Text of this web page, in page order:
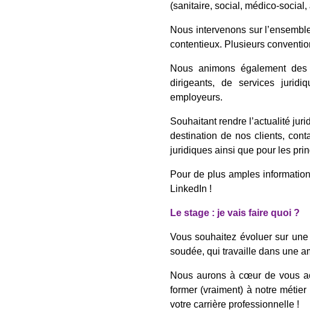
(sanitaire, social, médico-
Nous intervenons sur
contentieux. Plusieurs
Nous animons également
dirigeants, de services
employeurs.
Souhaitant rendre l’actualité
destination de nos clients,
juridiques ainsi que pour les
Pour de plus amples
LinkedIn !
Le stage : je vais faire quoi ?
Vous souhaitez évoluer sur
soudée, qui travaille dans une
Nous aurons à cœur de vous
former (vraiment) à notre
votre carrière professionnelle !